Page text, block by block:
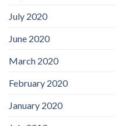
July 2020
June 2020
March 2020
February 2020
January 2020